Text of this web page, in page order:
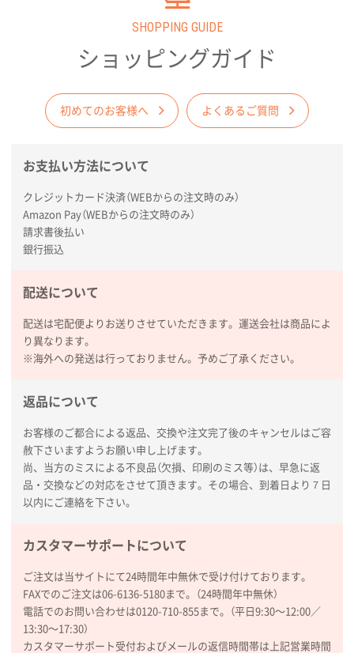
東京都N社様
コットンバッグM(B4対応)
200枚
商品情報の正確な記載、スムーズなシステム対応
タッチペン付3色+1色スリムペン（再生ABS）
2026年01月27日 13:12
毎年注文しており、信頼できるから。出来上がりも満
足している。
ぺんてる ビクーニャフィール
2026年01月26日 15:45
印刷範囲が広かったから、取扱商品
ワンポイントポリ袋 A4サイズ
納期が比較的短く、ロット数が豊富に選べて価格が安
かったため
山口県P社様
【トートバッグ・エコバッグ】特別ご注文ページ
2026年01月09日 13:48
大阪府のお客様
厚手コットンマチ付トートL ナチュラル(A4対応)
200枚
SHOPPING GUIDE
ショッピングガイド
初めてのお客様へ よくあるご質問
お支払い方法について
クレジットカード決済（WEBからの注文時のみ）
Amazon Pay（WEBからの注文時のみ）
請求書後払い
銀行振込
配送について
配送は宅配便よりお送りさせていただきます。運送会社は商品によ
り異なります。
※海外への発送は行っておりません。予めご了承ください。
返品について
お客様のご都合による返品、交換や注文完了後のキャンセルはご容
赦下さいますようお願い申し上げます。
尚、当方のミスによる不良品（欠損、印刷のミス等）は、早急に返
品・交換などの対応をさせて頂きます。その場合、到着日より７日
以内にご連絡を下さい。
カスタマーサポートについて
ご注文は当サイトにて24時間年中無休で受け付けております。
FAXでのご注文は06-6136-5180まで。（24時間年中無休）
電話でのお問い合わせは0120-710-855まで。（平日9:30〜12:00／
13:30〜17:30）
カスタマーサポート受付およびメールの返信時間帯は上記営業時間